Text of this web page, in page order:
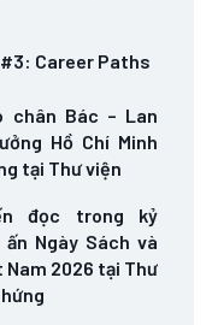
#3: Career Paths
chân Bác – Lan
Hồ Chí Minh
tại Thư viện
đọc trong kỷ
Ngày Sách và
Nam 2026 tại Thư